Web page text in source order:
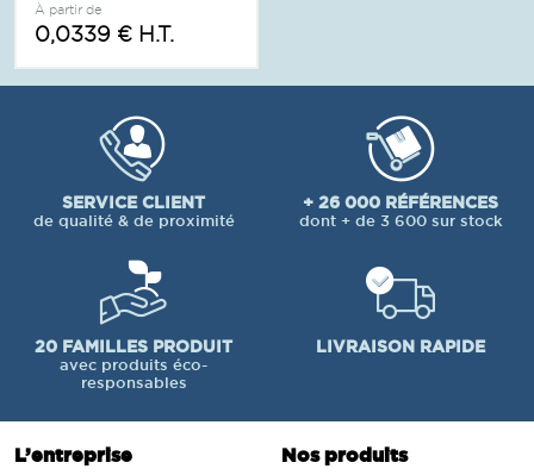
À partir de
0,0339 € H.T.
SERVICE CLIENT
de qualité & de proximité
+ 26 000 RÉFÉRENCES
dont + de 3 600 sur stock
20 FAMILLES PRODUIT
avec produits éco-
responsables
LIVRAISON RAPIDE
L’entreprise Nos produits